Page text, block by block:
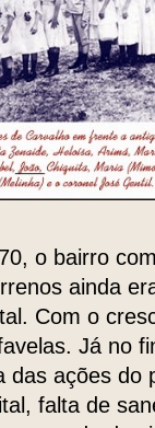
o bairro
ainda
Com o
Já no
das ações do
falta de